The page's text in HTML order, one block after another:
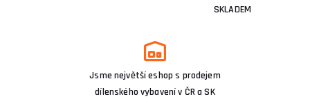
SKLADEM
Jsme největší eshop s prodejem
dílenského vybavení v ČR a SK